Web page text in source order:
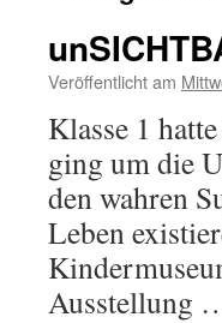
Veröffentlicht am
Klasse 1
ging um die
den wahren
Leben
Ausstellung